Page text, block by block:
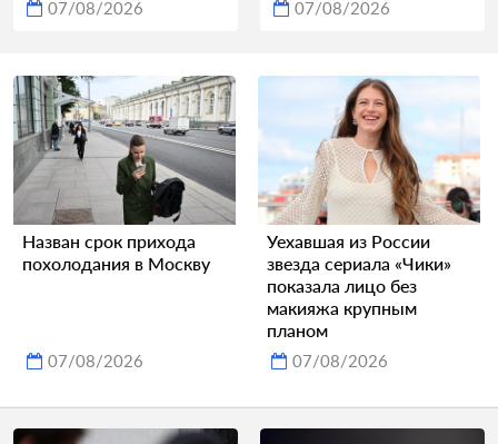
07/08/2026 07/08/2026
Назван срок прихода
похолодания в Москву
07/08/2026
Уехавшая из России
звезда сериала «Чики»
показала лицо без
макияжа крупным
планом
07/08/2026